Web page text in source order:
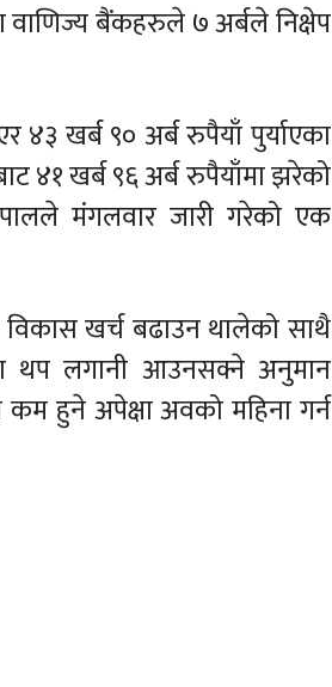
बैंकहरुले ७ अर्बले निक्षेप
४३ खर्ब ९० अर्ब रुपैयाँ पुर्याएका
४१ खर्ब ९६ अर्ब रुपैयाँमा झरेको
मंगलवार जारी गरेको एक
खर्च बढाउन थालेको साथै
थप लगानी आउनसक्ने अनुमान
हुने अपेक्षा अवको महिना गर्न